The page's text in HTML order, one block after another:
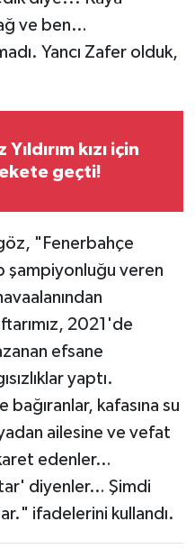
ve ben…
Yancı Zafer olduk,
Yıldırım kızı için
geçti!
"Fenerbahçe
şampiyonluğu veren
2021'de
efsane
yaptı.
kafasına su
ailesine ve vefat
edenler…
diyenler… Şimdi
ifadelerini kullandı.